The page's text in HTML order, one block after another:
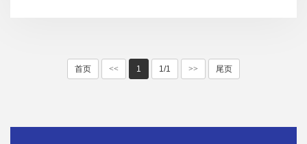
首页 << 1 1/1 >> 尾页